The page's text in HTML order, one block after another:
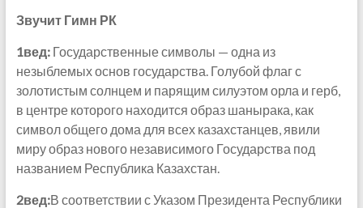
Звучит Гимн РК
1вед:Государственные символы — одна из
незыблемых основ государства. Голубой флаг с
золотистым солнцем и парящим силуэтом орла и герб,
в центре которого находится образ шанырака, как
символ общего дома для всех казахстанцев, явили
миру образ нового независимого Государства под
названием Республика Казахстан.
2вед:В соответствии с Указом Президента Республики